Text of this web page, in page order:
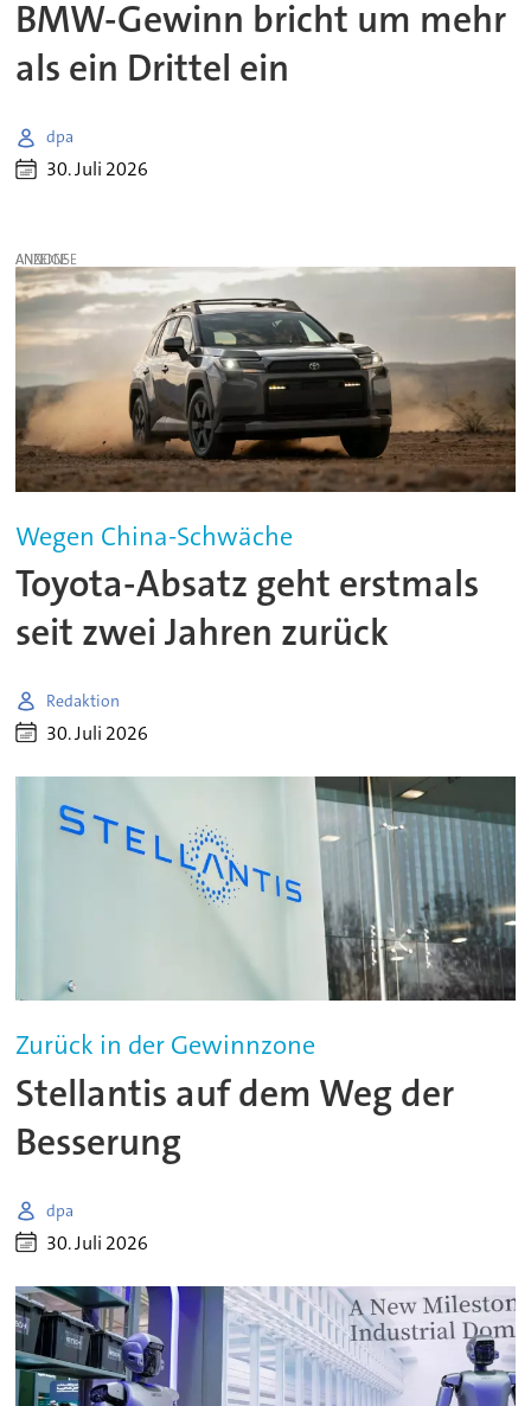
BMW-Gewinn bricht um mehr
als ein Drittel ein
dpa
30. Juli 2026
ANZEIGE
Wegen China-Schwäche
Toyota-Absatz geht erstmals
seit zwei Jahren zurück
Redaktion
30. Juli 2026
Zurück in der Gewinnzone
Stellantis auf dem Weg der
Besserung
dpa
30. Juli 2026